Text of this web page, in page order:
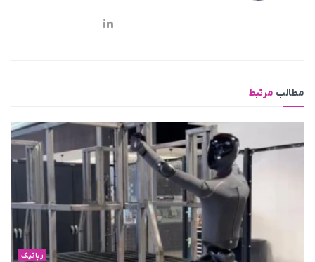
مطالب مرتبط
رباتیک